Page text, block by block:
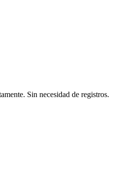
Sin necesidad de registros.